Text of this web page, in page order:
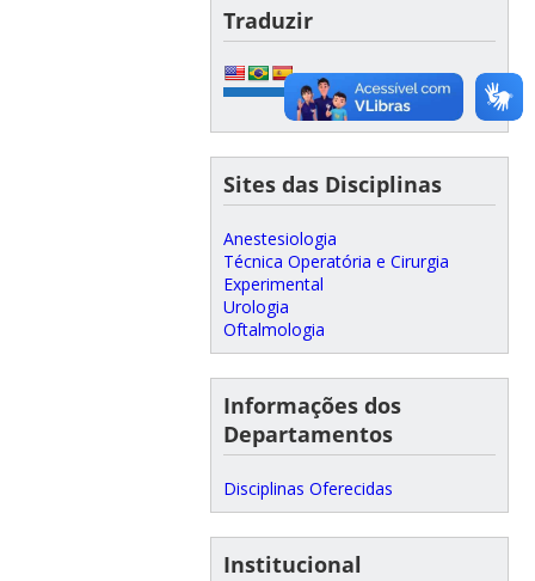
Traduzir
Sites das Disciplinas
Anestesiologia
Técnica Operatória e Cirurgia
Experimental
Urologia
Oftalmologia
Informações dos
Departamentos
Disciplinas Oferecidas
Institucional